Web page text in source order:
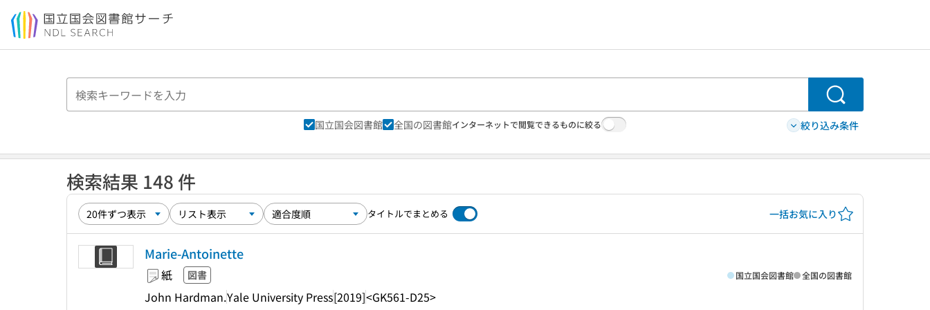
本文へ移動
検索
国立国会図書館 全国の図書館インターネットで閲覧できるものに絞る 絞り込み条件
検索結果 148 件
タイトルでまとめる 一括お気に入り
Marie-Antoinette
紙 図書
John Hardman.Yale University Press[2019]<GK561-D25>
国立国会図書館 全国の図書館